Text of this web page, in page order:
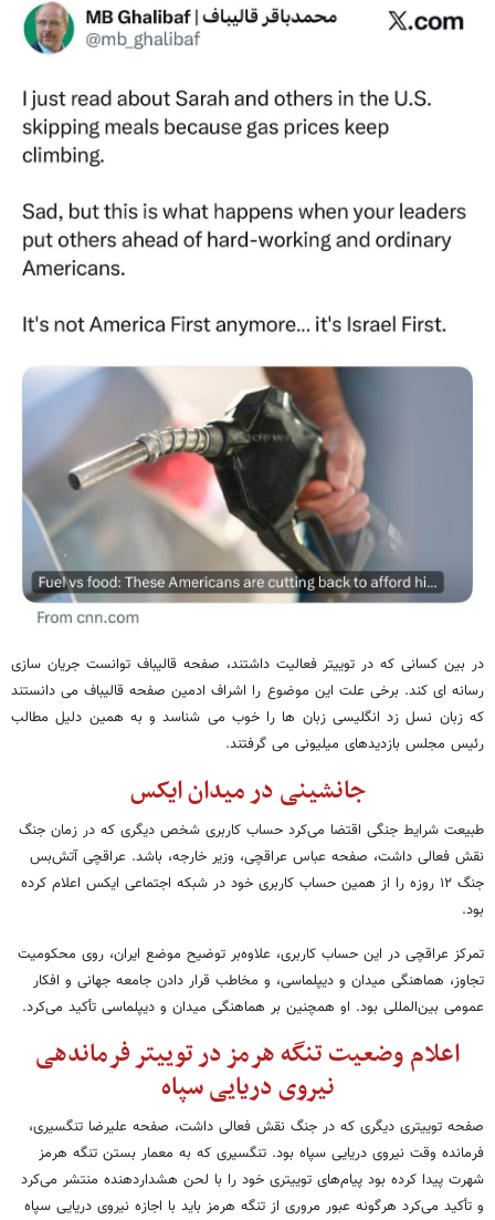
در بین کسانی که در توییتر فعالیت داشتند، صفحه قالیباف توانست جریان سازی
رسانه ای کند. برخی علت این موضوع را اشراف ادمین صفحه قالیباف می دانستند
که زبان نسل زد انگلیسی زبان ها را خوب می شناسد و به همین دلیل مطالب
رئیس مجلس بازدیدهای میلیونی می گرفتند.
جانشینی در میدان ایکس
طبیعت شرایط جنگی اقتضا می‌کرد حساب کاربری شخص دیگری که در زمان جنگ
نقش فعالی داشت، صفحه عباس عراقچی، وزیر خارجه، باشد. عراقچی آتش‌بس
جنگ ۱۲ روزه را از همین حساب کاربری خود در شبکه اجتماعی ایکس اعلام کرده
بود.
تمرکز عراقچی در این حساب کاربری، علاوه‌بر توضیح موضع ایران، روی محکومیت
تجاوز، هماهنگی میدان و دیپلماسی، و مخاطب قرار دادن جامعه جهانی و افکار
عمومی بین‌المللی بود. او همچنین بر هماهنگی میدان و دیپلماسی تأکید می‌کرد.
اعلام وضعیت تنگه هرمز در توییتر فرماندهی
نیروی دریایی سپاه
صفحه توییتری دیگری که در جنگ نقش فعالی داشت، صفحه علیرضا تنگسیری،
فرمانده وقت نیروی دریایی سپاه بود. تنگسیری که به معمار بستن تنگه هرمز
شهرت پیدا کرده بود پیام‌های توییتری خود را با لحن هشداردهنده منتشر می‌کرد
و تأکید می‌کرد هرگونه عبور مروری از تنگه هرمز باید با اجازه نیروی دریایی سپاه